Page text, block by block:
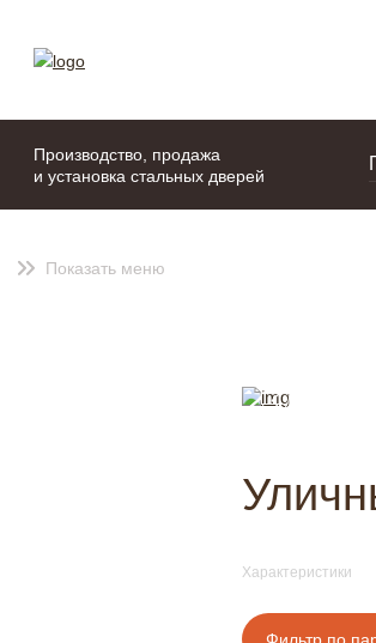
Производство, продажа
и установка стальных дверей
Показать меню
Характеристики